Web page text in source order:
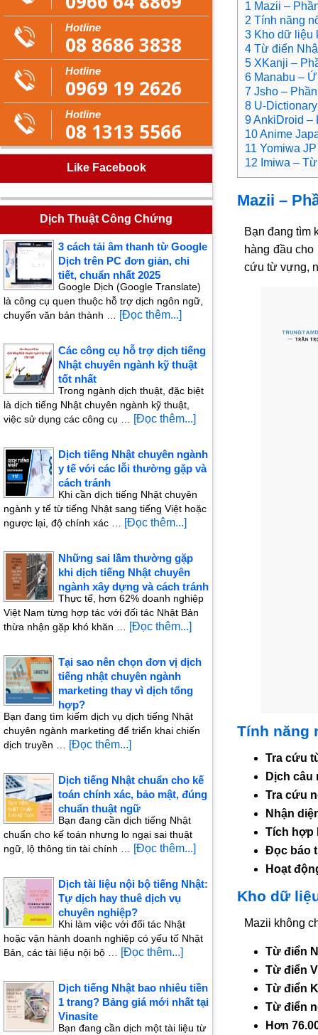
1 Mazii –
2 Tính năng
3 Kho dữ liệu
4 Từ điển
5 XKanji –
6 Manabu –
7 Jsho –
8 U-
9 AnkiDroid –
10 Anime
11 Yomiwa
12 Imiwa –
Mazii –
Bạn đang tìm
hàng đầu
cứu từ vựng,
Tính năng
Tra cứu
Dịch câu
Tra cứu
Nhận
Tích hợp
Đọc báo
Hoạt
Kho dữ
Mazii không
Từ điển
Từ điển
Từ điển
Từ điển
Hơn
Hotline
08 8686 3838
Hotline
0969 19 2626
Hotline
08 1313 5566
Like Facebook
Dịch Thuật Công Chứng
3 cách tải âm thanh từ Google
Dịch trên PC đơn giản, chi
tiết, chuẩn nhất 2025
Google Dịch (Google Translate)
là công cụ quen thuộc hỗ trợ dịch ngôn ngữ,
chuyển văn bản thành …
[Đọc thêm...]
Các công cụ hỗ trợ dịch tiếng
Nhật chuyên ngành kỹ thuật
tốt nhất
Trong ngành dịch thuật, đặc biệt
là dịch tiếng Nhật chuyên ngành kỹ thuật,
việc sử dụng các công cụ …
[Đọc thêm...]
Dịch tiếng Nhật chuyên ngành
y tế với các lỗi thường gặp và
cách tránh
Khi cần dịch tiếng Nhật chuyên
ngành y tế từ tiếng Nhật sang tiếng Việt hoặc
ngược lại, độ chính xác …
[Đọc thêm...]
Những sai lầm thường gặp
khi dịch tiếng Nhật chuyên
ngành xây dựng và cách tránh
Thực tế, hơn 62% doanh nghiệp
Việt Nam từng hợp tác với đối tác Nhật Bản
thừa nhận gặp khó khăn …
[Đọc thêm...]
Tại sao nên chọn đơn vị dịch
tiếng nhật chuyên ngành
marketing thay vì dịch tổng
hợp?
Bạn đang tìm kiếm dịch vụ dịch tiếng Nhật
chuyên ngành marketing để triển khai chiến
dịch truyền …
[Đọc thêm...]
Dịch tiếng Nhật chuẩn cho kế
toán chính xác, bảo mật, đúng
chuẩn thuật ngữ
Bạn đang cần dịch tiếng Nhật
chuẩn cho kế toán nhưng lo ngại sai thuật
ngữ, lộ thông tin tài chính …
[Đọc thêm...]
Dịch tài liệu nội bộ tiếng Nhật:
Tự dịch hay thuê dịch vụ
chuyên nghiệp?
Khi làm việc với đối tác Nhật
hoặc vận hành doanh nghiệp có yếu tố Nhật
Bản, các tài liệu nội bộ …
[Đọc thêm...]
Dịch tiếng Nhật bao nhiêu tiền
1 trang? Bảng giá mới nhất tại
Vinasite
Bạn đang cần dịch một tài liệu từ